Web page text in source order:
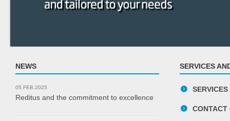
NEWS
05.FEB.2025
Reditus and the commitment to excellence
SERVICES
CONTACT